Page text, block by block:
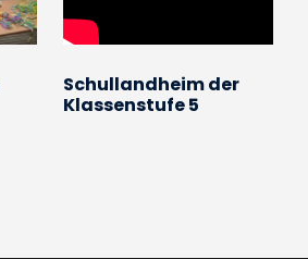
Schullandheim der
Klassenstufe 5